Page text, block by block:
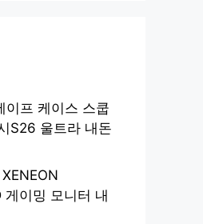
이프 케이스 스쿱
S26 울트라 내돈
이밍 모니터 내